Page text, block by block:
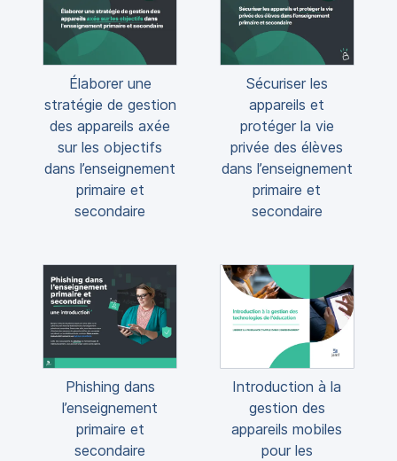
Élaborer une
stratégie de gestion
des appareils axée
sur les objectifs
dans l’enseignement
primaire et
secondaire
Sécuriser les
appareils et
protéger la vie
privée des élèves
dans l’enseignement
primaire et
secondaire
Phishing dans
l’enseignement
primaire et
secondaire
Introduction à la
gestion des
appareils mobiles
pour les